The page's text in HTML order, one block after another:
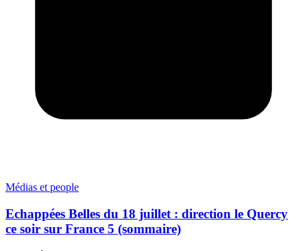
Médias et people
Echappées Belles du 18 juillet : direction le Quercy
ce soir sur France 5 (sommaire)